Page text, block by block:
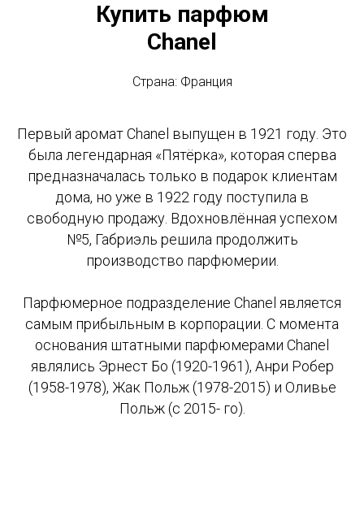
Купить парфюм
Chanel
Страна: Франция
Первый аромат Chanel выпущен в 1921 году. Это
была легендарная «Пятёрка», которая сперва
предназначалась только в подарок клиентам
дома, но уже в 1922 году поступила в
свободную продажу. Вдохновлённая успехом
№5, Габриэль решила продолжить
производство парфюмерии.
Парфюмерное подразделение Chanel является
самым прибыльным в корпорации. С момента
основания штатными парфюмерами Chanel
являлись Эрнест Бо (1920-1961), Анри Робер
(1958-1978), Жак Польж (1978-2015) и Оливье
Польж (с 2015- го).